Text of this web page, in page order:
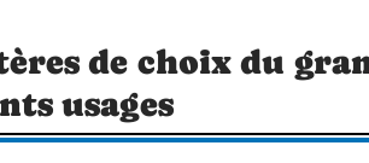
de choix du
usages